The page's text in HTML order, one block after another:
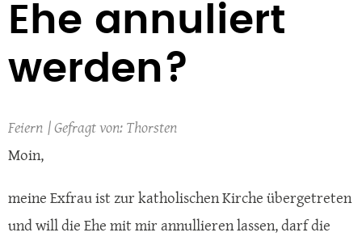
Ehe annuliert
werden?
Feiern
Thorsten
Moin,
meine Exfrau ist zur katholischen Kirche übergetreten
und will die Ehe mit mir annullieren lassen, darf die